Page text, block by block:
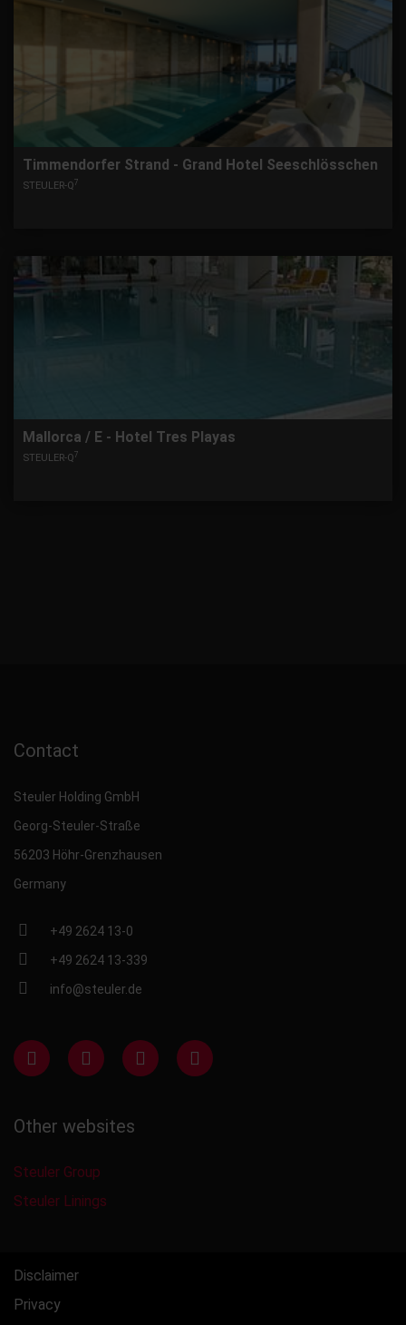
Timmendorfer Strand - Grand Hotel Seeschlösschen
STEULER-Q7
Mallorca / E - Hotel Tres Playas
STEULER-Q7
Contact
Steuler Holding GmbH
Georg-Steuler-Straße
56203 Höhr-Grenzhausen
Germany
+49 2624 13-0
+49 2624 13-339
info@steuler.de
Other websites
Steuler Group
Steuler Linings
Disclaimer
Privacy